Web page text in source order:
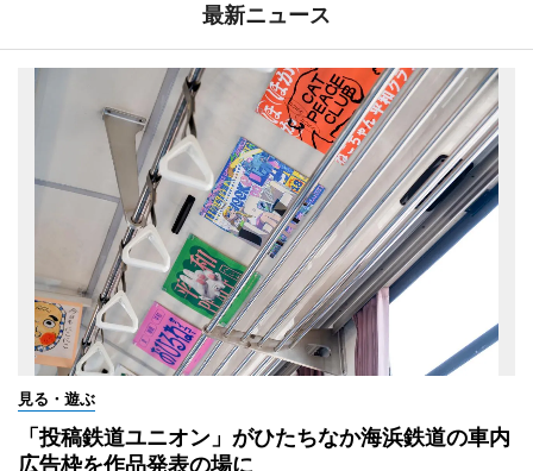
最新ニュース
見る・遊ぶ
「投稿鉄道ユニオン」がひたちなか海浜鉄道の車内
広告枠を作品発表の場に